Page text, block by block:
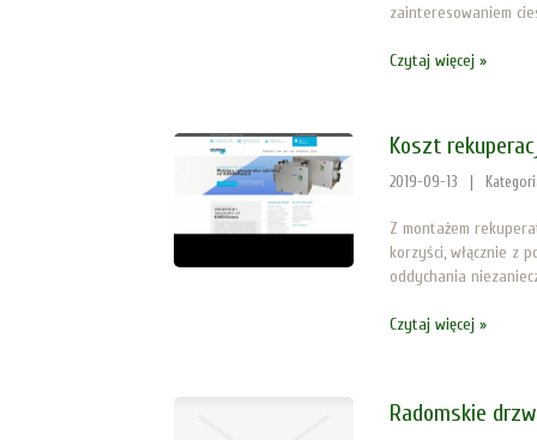
zainteresowaniem
Czytaj więcej »
Koszt
2019-09-13
Z montażem
korzyści, włącznie z
oddychania
Czytaj więcej »
Radomskie